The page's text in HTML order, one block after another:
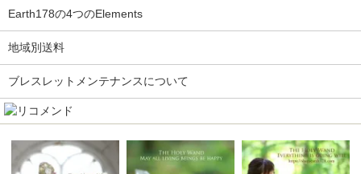
Earth178の4つのElements
地域別送料
ブレスレットメンテナンスについて